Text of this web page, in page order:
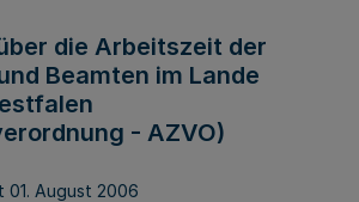
die Arbeitszeit der
Beamten im Lande
- AZVO)
01. August 2006